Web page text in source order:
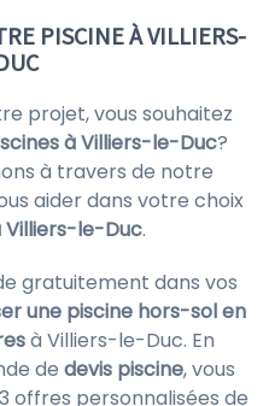
PISCINE À VILLIERS-
projet, vous souhaitez
à Villiers-le-Duc?
à travers de notre
aider dans votre choix
Villiers-le-Duc.
gratuitement dans vos
une piscine hors-sol en
à Villiers-le-Duc. En
de devis piscine, vous
offres personnalisées de